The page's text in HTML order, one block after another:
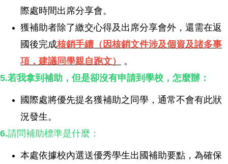
際處時間出席分享會。
獲補助者除了繳交心得及出席分享會外，還需在返
國後完成核銷手續（因核銷文件涉及個資及諸多事
項，建議同學親自跑文）
。
5.若我拿到補助，但是卻沒有申請到學校，怎麼辦：
國際處將優先提名獲補助之同學，通常不會有此狀
況發生。
6.請問補助標準是什麼：
本處依據校內選送優秀學生出國補助要點，為確保